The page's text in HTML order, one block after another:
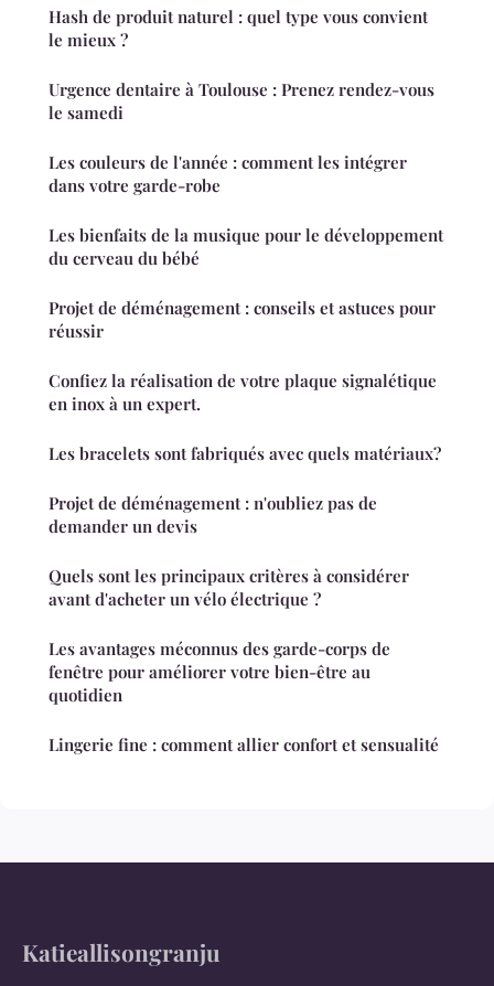
Hash de produit naturel : quel type vous convient
le mieux ?
Urgence dentaire à Toulouse : Prenez rendez-vous
le samedi
Les couleurs de l'année : comment les intégrer
dans votre garde-robe
Les bienfaits de la musique pour le développement
du cerveau du bébé
Projet de déménagement : conseils et astuces pour
réussir
Confiez la réalisation de votre plaque signalétique
en inox à un expert.
Les bracelets sont fabriqués avec quels matériaux?
Projet de déménagement : n'oubliez pas de
demander un devis
Quels sont les principaux critères à considérer
avant d'acheter un vélo électrique ?
Les avantages méconnus des garde-corps de
fenêtre pour améliorer votre bien-être au
quotidien
Lingerie fine : comment allier confort et sensualité
Katieallisongranju